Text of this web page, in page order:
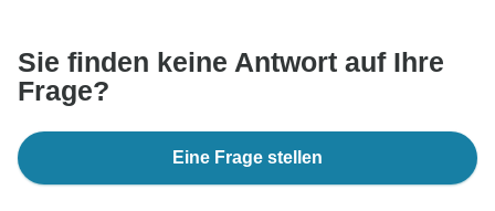
Sie finden keine Antwort auf Ihre
Frage?
Eine Frage stellen